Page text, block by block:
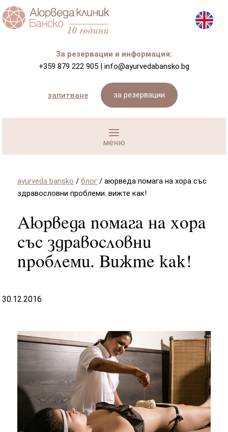
За резервации и информация:
+359 879 222 905 | info@ayurvedabansko.bg
запитване за резервации
ayurveda bansko /блог /аюрведа помага на хора със
здравословни проблеми. вижте как!
Аюрведа помага на хора
със здравословни
проблеми. Вижте как!
30.12.2016